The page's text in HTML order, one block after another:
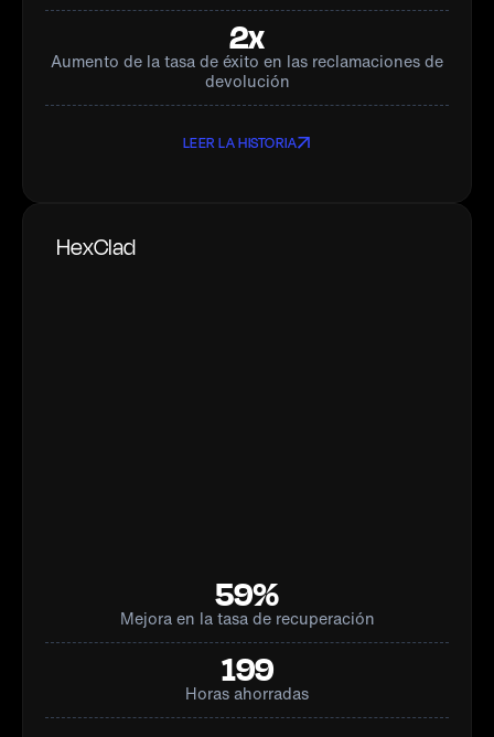
2x
Aumento de la tasa de éxito en las reclamaciones de
devolución
LEER LA HISTORIA
HexClad
59%
Mejora en la tasa de recuperación
199
Horas ahorradas